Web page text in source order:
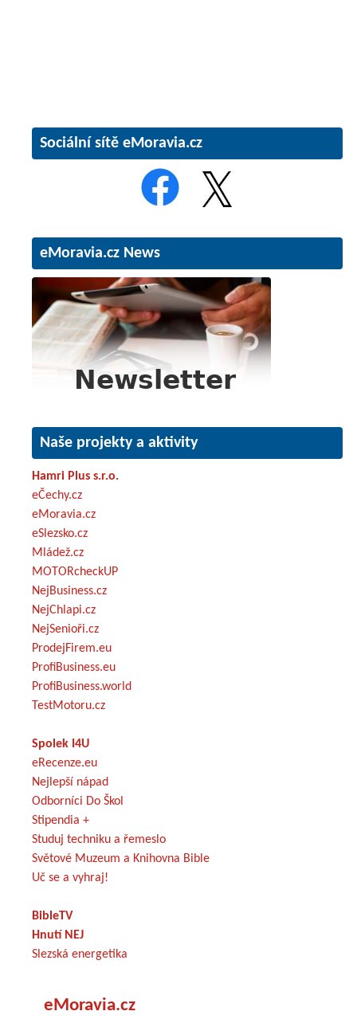
Sociální sítě eMoravia.cz
eMoravia.cz News
Naše projekty a aktivity
Hamri Plus s.r.o.
eČechy.cz
eMoravia.cz
eSlezsko.cz
Mládež.cz
MOTORcheckUP
NejBusiness.cz
NejChlapi.cz
NejSenioři.cz
ProdejFirem.eu
ProfiBusiness.eu
ProfiBusiness.world
TestMotoru.cz
Spolek I4U
eRecenze.eu
Nejlepší nápad
Odborníci Do Škol
Stipendia +
Studuj techniku a řemeslo
Světové Muzeum a Knihovna Bible
Uč se a vyhraj!
BibleTV
Hnutí NEJ
Slezská energetika
eMoravia.cz